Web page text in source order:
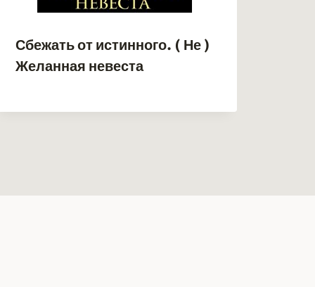
Сбежать от истинного. ( Не )
Желанная невеста